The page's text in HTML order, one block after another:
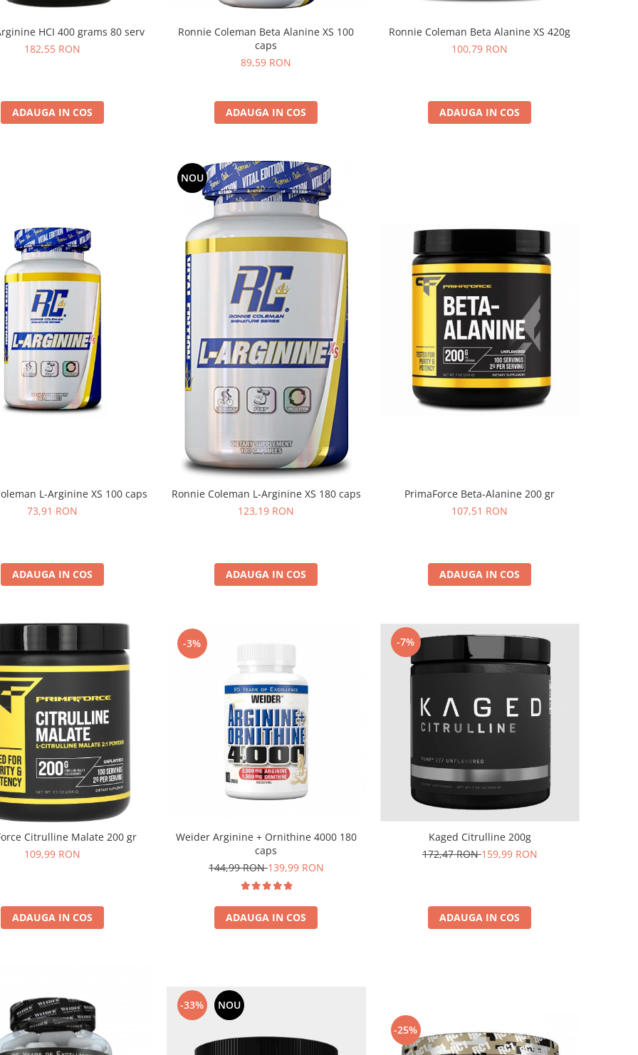
HCI 400 grams 80 serv
182,55 RON
ADAUGA IN COS
Ronnie Coleman Beta Alanine XS 100
caps
89,59 RON
ADAUGA IN COS
Ronnie Coleman Beta Alanine XS 420g
100,79 RON
ADAUGA IN COS
L-Arginine XS 100 caps
73,91 RON
ADAUGA IN COS
NOU
Ronnie Coleman L-Arginine XS 180 caps
123,19 RON
ADAUGA IN COS
PrimaForce Beta-Alanine 200 gr
107,51 RON
ADAUGA IN COS
Citrulline Malate 200 gr
109,99 RON
ADAUGA IN COS
-3%
Weider Arginine + Ornithine 4000 180
caps
144,99 RON139,99 RON
ADAUGA IN COS
-7%
Kaged Citrulline 200g
172,47 RON159,99 RON
ADAUGA IN COS
-33%
NOU
-25%